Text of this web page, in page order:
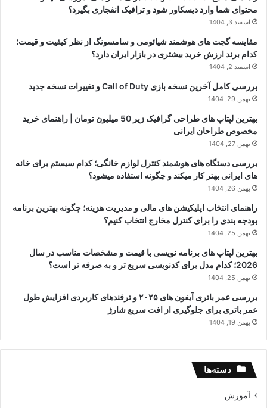
محتوای شما وارد دیسکاور شود و ترافیک انفجاری بگیرد؟
اسفند 3, 1404
مقایسه گجت های هوشمند شیائومی و سامسونگ از نظر کیفیت و قیمت؛
کدام برند ارزش خرید بیشتری در بازار ایران دارد؟
اسفند 2, 1404
بررسی کامل آخرین نسخه بازی Call of Duty و تغییرات نسخه جدید
بهمن 29, 1404
بهترین لپتاپ های طراحی گرافیک زیر 50 میلیون تومان | راهنمای خرید
مخصوص طراحان ایرانی
بهمن 27, 1404
بررسی دستگاه های هوشمند کنترل لوازم خانگی؛ کدام سیستم برای خانه
های ایرانی بهتر کار میکند و چگونه استفاده میشود؟
بهمن 26, 1404
راهنمای انتخاب اپلیکیشن های مالی و مدیریت هزینه؛ چگونه بهترین برنامه
بودجه بندی را برای کنترل مخارج انتخاب کنیم؟
بهمن 25, 1404
بهترین لپتاپ های برنامه نویسی با قیمت و مشخصات مناسب در سال
2026؛ کدام مدل برای کدنویسی سریع تر و به صرفه تر است؟
بهمن 25, 1404
بررسی عمر باتری آیفون های ۲۰۲۵ و ترفندهای کاربردی افزایش طول
عمر باتری برای جلوگیری از افت سریع شارژ
بهمن 19, 1404
دسته‌ها
آموزش